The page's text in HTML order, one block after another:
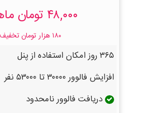
۴۸,۰۰۰ تومان ماهانه
۱۸۰ هزار تومان تخفیف
۳۶۵ روز امکان استفاده از پنل
افزایش فالوور ۳۰۰۰۰ تا ۵۳۰۰۰ نفر
دریافت فالوور نامحدود